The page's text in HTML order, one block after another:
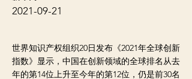
世界知识产权组织20日发布《2021年全球创新
指数》显示，中国在创新领域的全球排名从去
年的第14位上升至今年的第12位，仍是前30名
2021-09-21